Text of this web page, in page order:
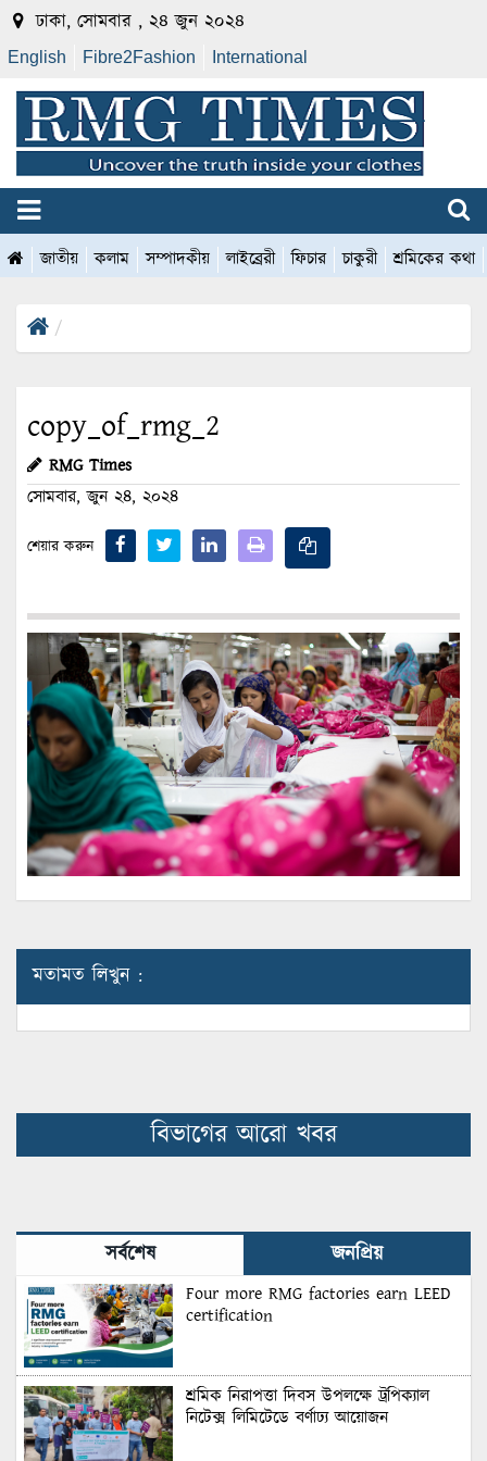
ঢাকা, সোমবার , ২৪ জুন ২০২৪
English Fibre2Fashion International
জাতীয় কলাম সম্পাদকীয় লাইব্রেরী ফিচার চাকুরী শ্রমিকের কথা
copy_of_rmg_2
RMG Times
সোমবার, জুন ২৪, ২০২৪
শেয়ার করুন
মতামত লিখুন :
বিভাগের আরো খবর
সর্বশেষ জনপ্রিয়
Four more RMG factories earn LEED
certification
শ্রমিক নিরাপত্তা দিবস উপলক্ষে ট্রপিক্যাল
নিটেক্স লিমিটেডে বর্ণাঢ্য আয়োজন